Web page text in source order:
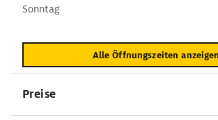
Sonntag
Alle Öffnungszeiten anzeigen
Preise